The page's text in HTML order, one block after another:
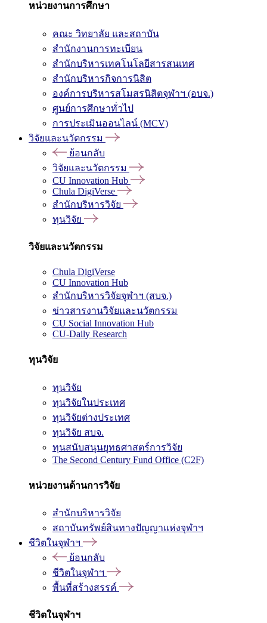
หน่วยงานการศึกษา
คณะ วิทยาลัย และสถาบัน
สำนักงานการทะเบียน
สำนักบริหารเทคโนโลยีสารสนเทศ
สำนักบริหารกิจการนิสิต
องค์การบริหารสโมสรนิสิตจุฬาฯ (อบจ.)
ศูนย์การศึกษาทั่วไป
การประเมินออนไลน์ (MCV)
วิจัยและนวัตกรรม
ย้อนกลับ
วิจัยและนวัตกรรม
CU Innovation Hub
Chula DigiVerse
สำนักบริหารวิจัย
ทุนวิจัย
วิจัยและนวัตกรรม
Chula DigiVerse
CU Innovation Hub
สำนักบริหารวิจัยจุฬาฯ (สบจ.)
ข่าวสารงานวิจัยและนวัตกรรม
CU Social Innovation Hub
CU-Daily Research
ทุนวิจัย
ทุนวิจัย
ทุนวิจัยในประเทศ
ทุนวิจัยต่างประเทศ
ทุนวิจัย สบจ.
ทุนสนับสนุนยุทธศาสตร์การวิจัย
The Second Century Fund Office (C2F)
หน่วยงานด้านการวิจัย
สำนักบริหารวิจัย
สถาบันทรัพย์สินทางปัญญาแห่งจุฬาฯ
ชีวิตในจุฬาฯ
ย้อนกลับ
ชีวิตในจุฬาฯ
พื้นที่สร้างสรรค์
ชีวิตในจุฬาฯ